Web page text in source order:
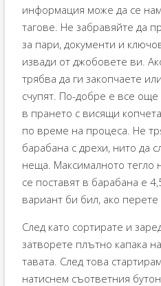
информация може да се
тагове. Не забравяйте да
за пари, документи и
извади от джобовете ви.
трябва да ги закопчаете
счупят. По-добре е все
в прането с висящи
по време на процеса. Не
барабана с дрехи, нито да
неща. Максималното тегло
се поставят в барабана е
вариант би бил, ако перете
След като сортирате и
затворете плътно капака
тавата. След това
натиснем съответния